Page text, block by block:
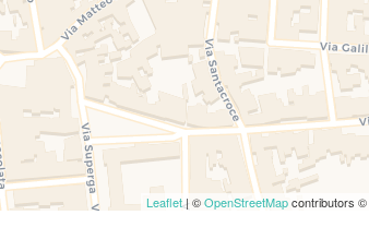
Leaflet| ©OpenStreetMapcontributors ©